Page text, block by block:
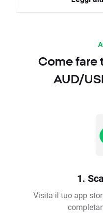
Come fare
AUD/
1.
Visita il tuo app